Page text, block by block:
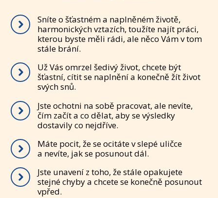
Sníte o šťastném a naplněném životě,
harmonických vztazích, toužíte najít práci,
kterou byste měli rádi, ale něco Vám v tom
stále brání.
Už Vás omrzel šedivý život, chcete být
šťastní, cítit se naplnění a konečně žít život
svých snů.
Jste ochotni na sobě pracovat, ale nevíte,
čím začít a co dělat, aby se výsledky
dostavily co nejdříve.
Máte pocit, že se ocitáte v slepé uličce
a nevíte, jak se posunout dál.
Jste unavení z toho, že stále opakujete
stejné chyby a chcete se konečně posunout
vpřed.